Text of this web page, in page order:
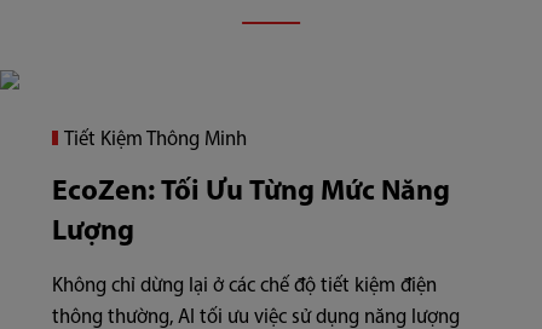
Tiết Kiệm Thông Minh
EcoZen: Tối Ưu Từng Mức Năng
Lượng
Không chỉ dừng lại ở các chế độ tiết kiệm điện
thông thường, AI tối ưu việc sử dụng năng lượng